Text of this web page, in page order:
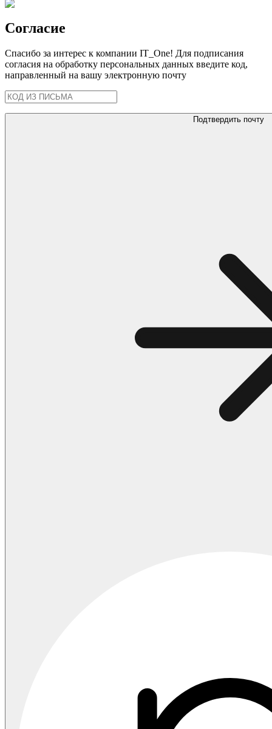
Согласие
Спасибо за интерес к компании IT_One! Для подписания
согласия на обработку персональных данных введите код,
направленный на вашу электронную почту
Подтвердить почту